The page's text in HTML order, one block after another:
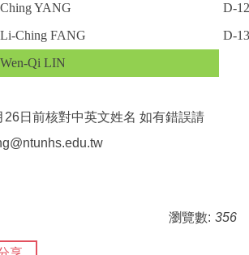
Ching YANG
D-12
Li-Ching FANG
D-13
Wen-Qi LIN
日前核對中英文姓名 如有錯誤請
瀏覽數: 356